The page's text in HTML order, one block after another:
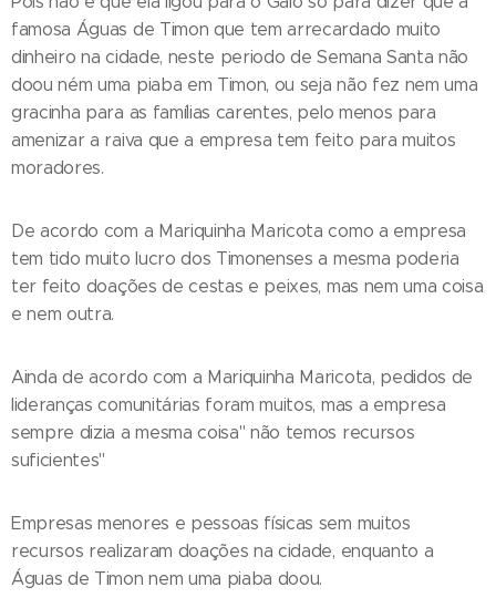
famosa Águas de Timon que tem arrecardado muito
dinheiro na cidade, neste periodo de Semana Santa não
doou ném uma piaba em Timon, ou seja não fez nem uma
gracinha para as famílias carentes, pelo menos para
amenizar a raiva que a empresa tem feito para muitos
moradores.
De acordo com a Mariquinha Maricota como a empresa
tem tido muito lucro dos Timonenses a mesma poderia
ter feito doações de cestas e peixes, mas nem uma coisa
e nem outra.
Ainda de acordo com a Mariquinha Maricota, pedidos de
lideranças comunitárias foram muitos, mas a empresa
sempre dizia a mesma coisa" não temos recursos
suficientes"
Empresas menores e pessoas físicas sem muitos
recursos realizaram doações na cidade, enquanto a
Águas de Timon nem uma piaba doou.